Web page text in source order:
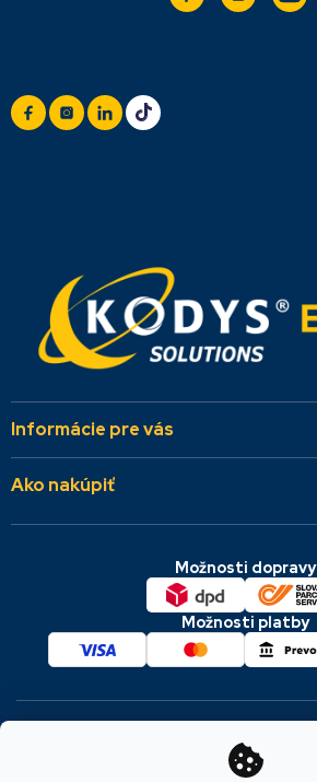
Informácie pre vás
Kto sme
Ako nakúpiť
Dodacie a platobné podmienky
Reklamácie a vrátenie
Možnosti dopravy
Možnosti platby
vyhradené.